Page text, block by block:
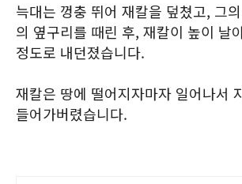
늑대는 껑충 뛰어 재칼을 덮쳤고, 그
의 옆구리를 때린 후, 재칼이 높이 날
정도로 내던졌습니다.
재칼은 땅에 떨어지자마자 일어나서
들어가버렸습니다.